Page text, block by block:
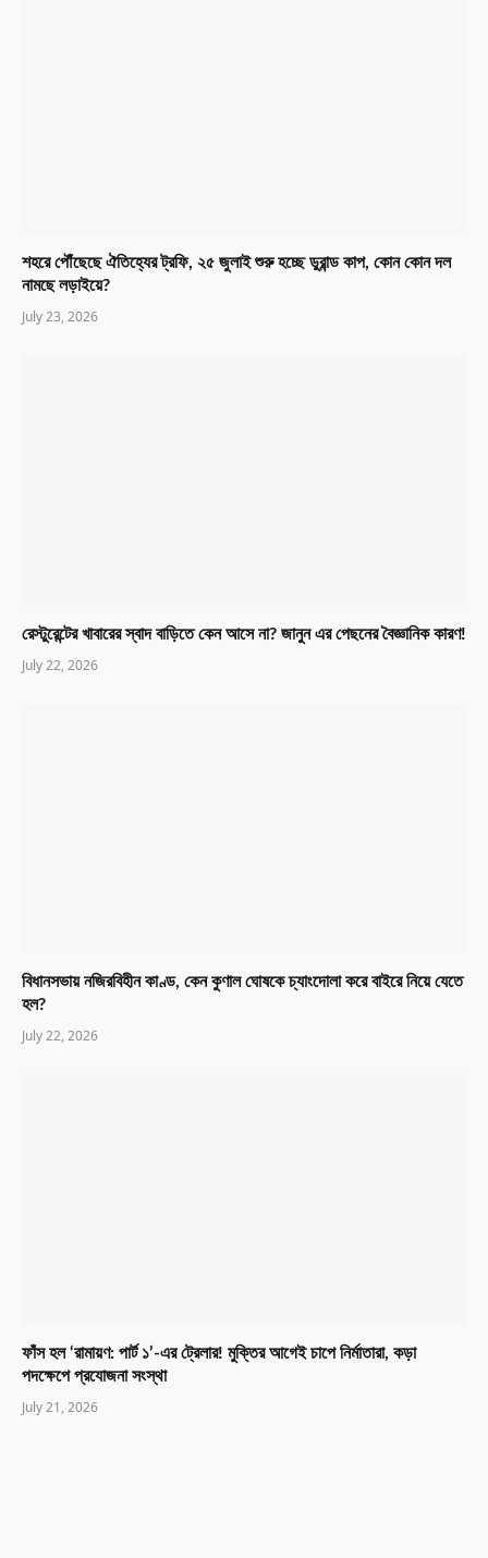
শহরে পৌঁছেছে ঐতিহ্যের ট্রফি, ২৫ জুলাই শুরু হচ্ছে ডুরান্ড কাপ, কোন কোন দল
নামছে লড়াইয়ে?
July 23, 2026
রেস্টুরেন্টের খাবারের স্বাদ বাড়িতে কেন আসে না? জানুন এর পেছনের বৈজ্ঞানিক কারণ!
July 22, 2026
বিধানসভায় নজিরবিহীন কাণ্ড, কেন কুণাল ঘোষকে চ্যাংদোলা করে বাইরে নিয়ে যেতে
হল?
July 22, 2026
ফাঁস হল ‘রামায়ণ: পার্ট ১’-এর ট্রেলার! মুক্তির আগেই চাপে নির্মাতারা, কড়া
পদক্ষেপে প্রযোজনা সংস্থা
July 21, 2026